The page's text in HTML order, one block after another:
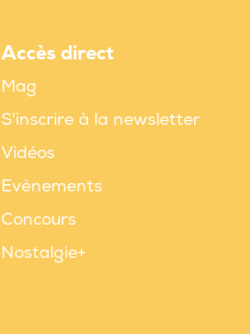
Accès direct
Mag
S'inscrire à la newsletter
Vidéos
Evènements
Concours
Nostalgie+